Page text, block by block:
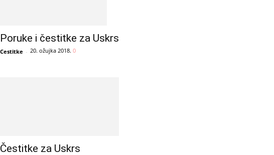
Poruke i čestitke za Uskrs
Cestitke - 20. ožujka 2018. 0
Čestitke za Uskrs